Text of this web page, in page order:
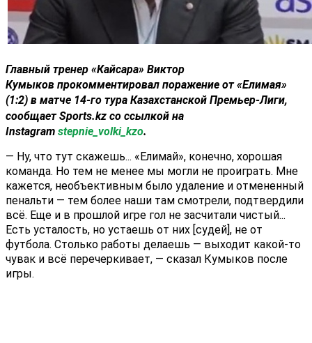
Главный тренер «Кайсара» Виктор
Кумыков прокомментировал поражение от «Елимая»
(1:2) в матче 14-го тура Казахстанской Премьер-Лиги,
сообщает Sports.kz со ссылкой на
Instagram stepnie_volki_kzo.
— Ну, что тут скажешь... «Елимай», конечно, хорошая
команда. Но тем не менее мы могли не проиграть. Мне
кажется, необъективным было удаление и отмененный
пенальти — тем более наши там смотрели, подтвердили
всё. Еще и в прошлой игре гол не засчитали чистый...
Есть усталость, но устаешь от них [судей], не от
футбола. Столько работы делаешь — выходит какой-то
чувак и всё перечеркивает, — сказал Кумыков после
игры.